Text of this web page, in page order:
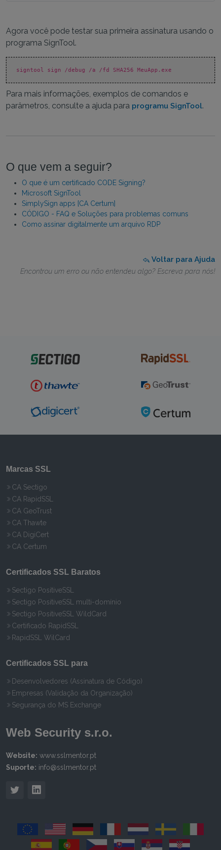
Agora você pode testar sua primeira assinatura usando o
programa SignTool.
signtool sign /debug /a /fd SHA256 MeuApp.exe
Para mais informações, exemplos de comandos e
parâmetros, consulte a ajuda para programu SignTool.
O que vem a seguir?
O que é um certificado CODE Signing?
Microsoft SignTool
SimplySign apps [CA Certum]
CÓDIGO - FAQ e Soluções para problemas comuns
Como assinar digitalmente um arquivo RDP
Voltar para Ajuda
Encontrou um erro ou não entendeu algo? Escreva para nós!
Marcas SSL
CA Sectigo
CA RapidSSL
CA GeoTrust
CA Thawte
CA DigiCert
CA Certum
Certificados SSL Baratos
Sectigo PositiveSSL
Sectigo PositiveSSL multi-domínio
Sectigo PositiveSSL WildCard
Certificado RapidSSL
RapidSSL WilCard
Certificados SSL para
Desenvolvedores (Assinatura de Código)
Empresas (Validação da Organização)
Segurança do MS Exchange
Web Security s.r.o.
Website: www.sslmentor.pt
Suporte: info@sslmentor.pt